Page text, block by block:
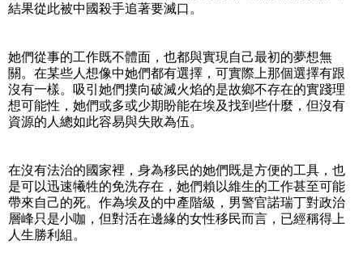
結果從此被中國殺手追著要滅口。
她們從事的工作既不體面，也都與實現自己最初的夢想無
關。在某些人想像中她們都有選擇，可實際上那個選擇有跟
沒有一樣。吸引她們撲向破滅火焰的是故鄉不存在的實踐理
想可能性，她們或多或少期盼能在埃及找到些什麼，但沒有
資源的人總如此容易與失敗為伍。
在沒有法治的國家裡，身為移民的她們既是方便的工具，也
是可以迅速犧牲的免洗存在，她們賴以維生的工作甚至可能
帶來自己的死。作為埃及的中產階級，男警官諾瑞丁對政治
層峰只是小咖，但對活在邊緣的女性移民而言，已經稱得上
人生勝利組。